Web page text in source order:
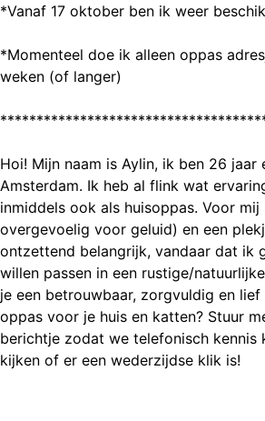
*Vanaf 17 oktober ben ik weer
*Momenteel doe ik alleen oppas
weken (of langer)
Hoi! Mijn naam is Aylin, ik ben 26 jaar
Amsterdam. Ik heb al flink wat
inmiddels ook als huisoppas. Voor
overgevoelig voor geluid) en een
ontzettend belangrijk, vandaar dat ik
willen passen in een rustige/
je een betrouwbaar, zorgvuldig en
oppas voor je huis en katten? Stuur
berichtje zodat we telefonisch kennis
kijken of er een wederzijdse klik is!